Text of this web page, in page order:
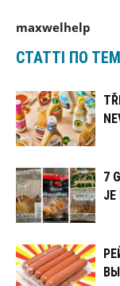
maxwelhelp
СТАТТІ ПО
7
JE